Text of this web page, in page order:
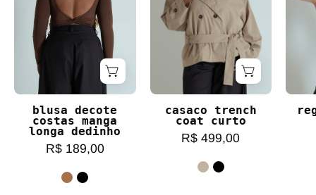
blusa decote
costas manga
longa dedinho
R$ 189,00
casaco trench
coat curto
R$ 499,00